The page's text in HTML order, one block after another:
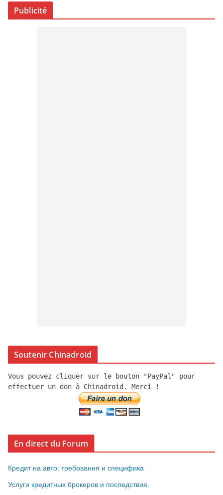
Publicité
Soutenir Chinadroid
Vous pouvez cliquer sur le bouton "PayPal" pour
effectuer un don à Chinadroid. Merci !
En direct du Forum
Кредит на авто: требования и специфика
Услуги кредитных брокеров и последствия.